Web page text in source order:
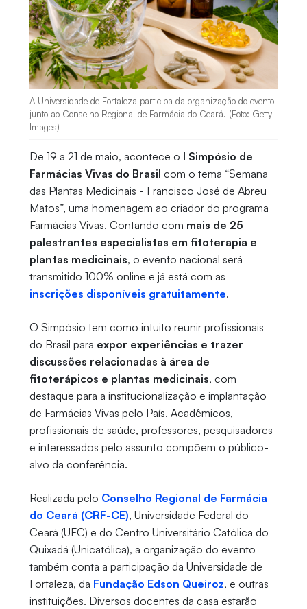
A Universidade de Fortaleza participa da organização do evento
junto ao Conselho Regional de Farmácia do Ceará. (Foto: Getty
Images)
De 19 a 21 de maio, acontece o I Simpósio de
Farmácias Vivas do Brasil com o tema “Semana
das Plantas Medicinais - Francisco José de Abreu
Matos”, uma homenagem ao criador do programa
Farmácias Vivas. Contando com mais de 25
palestrantes especialistas em fitoterapia e
plantas medicinais, o evento nacional será
transmitido 100% online e já está com as
inscrições disponíveis gratuitamente.
O Simpósio tem como intuito reunir profissionais
do Brasil para expor experiências e trazer
discussões relacionadas à área de
fitoterápicos e plantas medicinais, com
destaque para a institucionalização e implantação
de Farmácias Vivas pelo País. Acadêmicos,
profissionais de saúde, professores, pesquisadores
e interessados pelo assunto compõem o público-
alvo da conferência.
Realizada pelo Conselho Regional de Farmácia
do Ceará (CRF-CE), Universidade Federal do
Ceará (UFC) e do Centro Universitário Católica do
Quixadá (Unicatólica), a organização do evento
também conta a participação da Universidade de
Fortaleza, da Fundação Edson Queiroz, e outras
instituições. Diversos docentes da casa estarão